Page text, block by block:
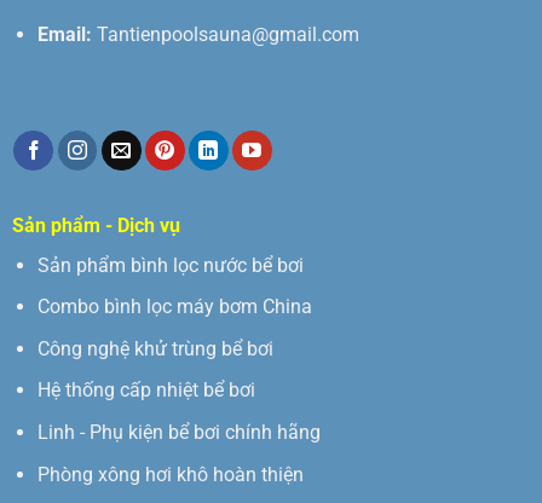
Email: Tantienpoolsauna@gmail.com
Sản phẩm - Dịch vụ
Sản phẩm bình lọc nước bể bơi
Combo bình lọc máy bơm China
Công nghệ khử trùng bể bơi
Hệ thống cấp nhiệt bể bơi
Linh - Phụ kiện bể bơi chính hãng
Phòng xông hơi khô hoàn thiện